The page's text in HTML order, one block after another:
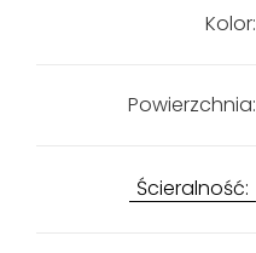
Kolor:
Powierzchnia:
Ścieralność: